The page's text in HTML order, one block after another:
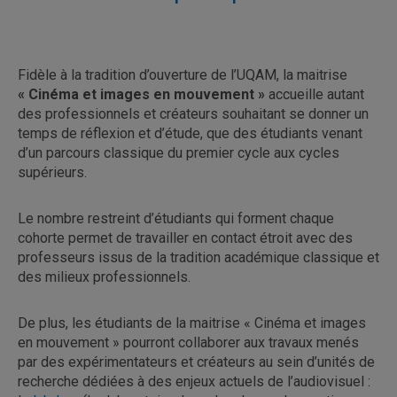
Fidèle à la tradition d’ouverture de l’UQAM, la maitrise
« Cinéma et images en mouvement » accueille autant
des professionnels et créateurs souhaitant se donner un
temps de réflexion et d’étude, que des étudiants venant
d’un parcours classique du premier cycle aux cycles
supérieurs.
Le nombre restreint d’étudiants qui forment chaque
cohorte permet de travailler en contact étroit avec des
professeurs issus de la tradition académique classique et
des milieux professionnels.
De plus, les étudiants de la maitrise « Cinéma et images
en mouvement » pourront collaborer aux travaux menés
par des expérimentateurs et créateurs au sein d’unités de
recherche dédiées à des enjeux actuels de l’audiovisuel :